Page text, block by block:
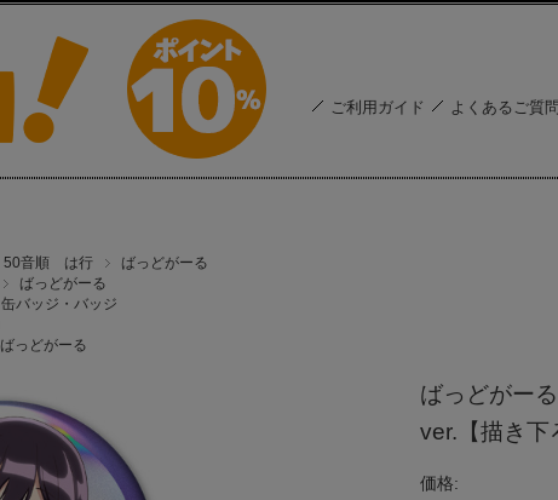
ご利用ガイド よくあるご質
50音順 は行
ばっどがーる
ばっどがーる
缶バッジ・バッジ
ばっどがーる
ばっどがー
ver.【描き下
価格: